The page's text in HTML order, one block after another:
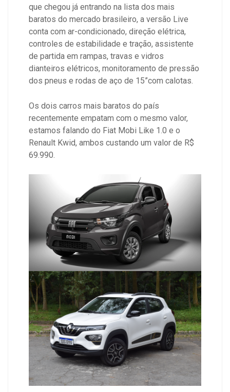
que chegou já entrando na lista dos mais
baratos do mercado brasileiro, a versão Live
conta com ar-condicionado, direção elétrica,
controles de estabilidade e tração, assistente
de partida em rampas, travas e vidros
dianteiros elétricos, monitoramento de pressão
dos pneus e rodas de aço de 15”com calotas.
Os dois carros mais baratos do país
recentemente empatam com o mesmo valor,
estamos falando do Fiat Mobi Like 1.0 e o
Renault Kwid, ambos custando um valor de R$
69.990.